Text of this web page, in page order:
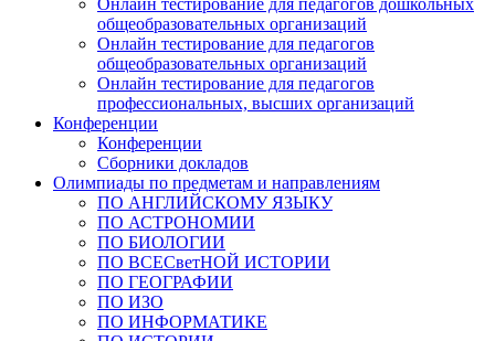
Онлайн тестирование для педагогов дошкольных
общеобразовательных организаций
Онлайн тестирование для педагогов
общеобразовательных организаций
Онлайн тестирование для педагогов
профессиональных, высших организаций
Конференции
Конференции
Сборники докладов
Олимпиады по предметам и направлениям
ПО АНГЛИЙСКОМУ ЯЗЫКУ
ПО АСТРОНОМИИ
ПО БИОЛОГИИ
ПО ВСЕСветНОЙ ИСТОРИИ
ПО ГЕОГРАФИИ
ПО ИЗО
ПО ИНФОРМАТИКЕ